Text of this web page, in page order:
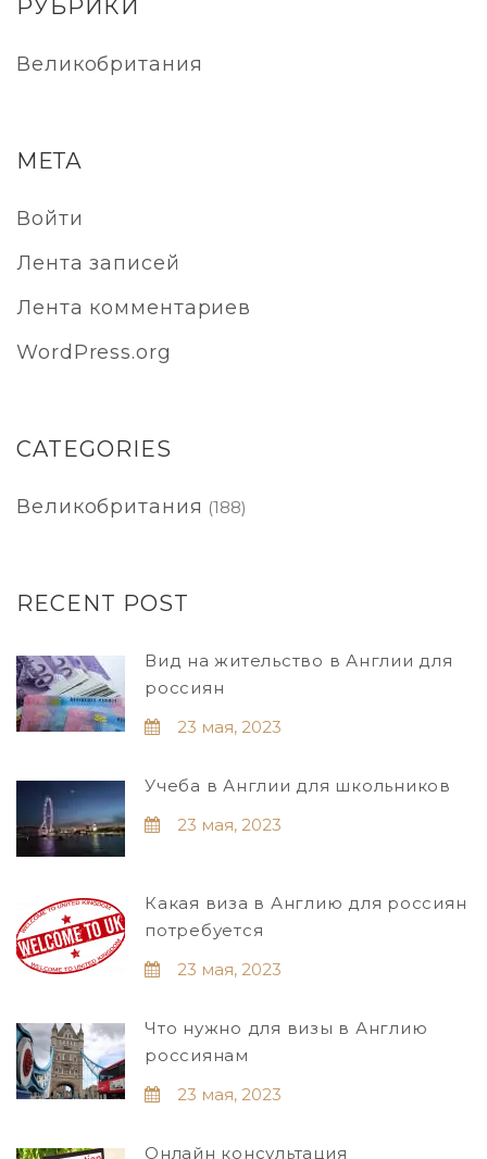
РУБРИКИ
Великобритания
МЕТА
Войти
Лента записей
Лента комментариев
WordPress.org
CATEGORIES
Великобритания (188)
RECENT POST
Вид на жительство в Англии для
россиян
23 мая, 2023
Учеба в Англии для школьников
23 мая, 2023
Какая виза в Англию для россиян
потребуется
23 мая, 2023
Что нужно для визы в Англию
россиянам
23 мая, 2023
Онлайн консультация